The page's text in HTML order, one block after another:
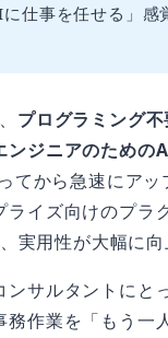
に仕事を任せる」感
プログラミング
ンジニアのための
てから急速にアッ
ライズ向けのプラ
実用性が大幅に向
ンサルタントにと
務作業を「もう一